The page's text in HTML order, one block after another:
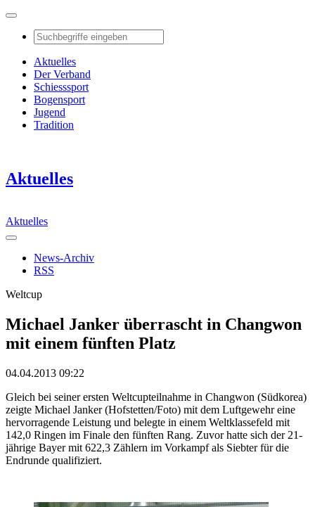
Aktuelles
Der Verband
Schiesssport
Bogensport
Jugend
Tradition
Aktuelles
Aktuelles
News-Archiv
RSS
Weltcup
Michael Janker überrascht in Changwon
mit einem fünften Platz
04.04.2013 09:22
Gleich bei seiner ersten Weltcupteilnahme in Changwon (Südkorea)
zeigte Michael Janker (Hofstetten/Foto) mit dem Luftgewehr eine
hervorragende Leistung und belegte in einem Weltklassefeld mit
142,0 Ringen im Finale den fünften Rang. Zuvor hatte sich der 21-
jährige Bayer mit 622,3 Zählern im Vorkampf als Siebter für die
Endrunde qualifiziert.